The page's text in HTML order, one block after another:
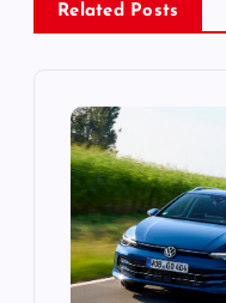
Related Posts